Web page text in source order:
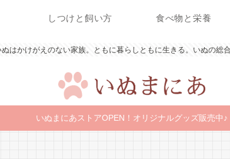
ぬはかけがえのない家族。ともに暮らしともに生きる。いぬの総
しつけと飼い方 食べ物と栄養
いぬまにあストアOPEN！オリジナルグッズ販売中♪